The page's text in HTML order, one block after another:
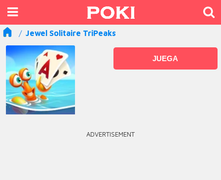
Jewel Solitaire TriPeaks
JUEGA
ADVERTISEMENT